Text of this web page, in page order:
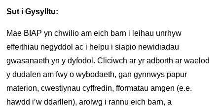
Sut i Gysylltu:
Mae BIAP yn chwilio am eich barn i leihau unrhyw
effeithiau negyddol ac i helpu i siapio newidiadau
gwasanaeth yn y dyfodol. Cliciwch ar yr adborth ar waelod
y dudalen am fwy o wybodaeth, gan gynnwys papur
materion, cwestiynau cyffredin, fformatau amgen (e.e.
hawdd i’w ddarllen), arolwg i rannu eich barn, a